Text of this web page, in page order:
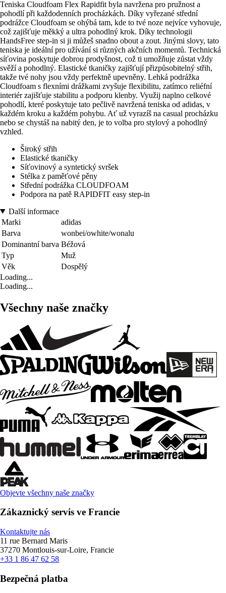
Teniska Cloudfoam Flex Rapidfit byla navržena pro pružnost a
pohodlí při každodenních procházkách. Díky vyřezané střední
podrážce Cloudfoam se ohýbá tam, kde to tvé noze nejvíce vyhovuje,
což zajišťuje měkký a ultra pohodlný krok. Díky technologii
HandsFree step-in si ji můžeš snadno obout a zout. Jinými slovy, tato
teniska je ideální pro užívání si různých akčních momentů. Technická
síťovina poskytuje dobrou prodyšnost, což ti umožňuje zůstat vždy
svěží a pohodlný. Elastické tkaničky zajišťují přizpůsobitelný střih,
takže tvé nohy jsou vždy perfektně upevněny. Lehká podrážka
Cloudfoam s flexními drážkami zvyšuje flexibilitu, zatímco reliéfní
interiér zajišťuje stabilitu a podporu klenby. Využij naplno celkové
pohodlí, které poskytuje tato pečlivě navržená teniska od adidas, v
každém kroku a každém pohybu. Ať už vyrazíš na casual procházku
nebo se chystáš na nabitý den, je to volba pro stylový a pohodlný
vzhled.
Široký střih
Elastické tkaničky
Síťovinový a syntetický svršek
Stélka z paměťové pěny
Střední podrážka CLOUDFOAM
Podpora na patě RAPIDFIT easy step-in
Další informace
Marki
adidas
Barva
wonbei/owhite/wonalu
Dominantní barva Béžová
Typ
Muž
Věk
Dospělý
Loading...
Loading...
Všechny naše značky
Objevte všechny naše značky
Zákaznický servis ve Francie
Kontaktujte nás
11 rue Bernard Maris
37270 Montlouis-sur-Loire, Francie
+33 1 86 47 62 58
Bezpečná platba